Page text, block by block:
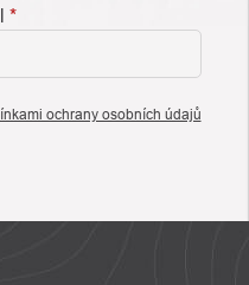
ochrany osobních údajů